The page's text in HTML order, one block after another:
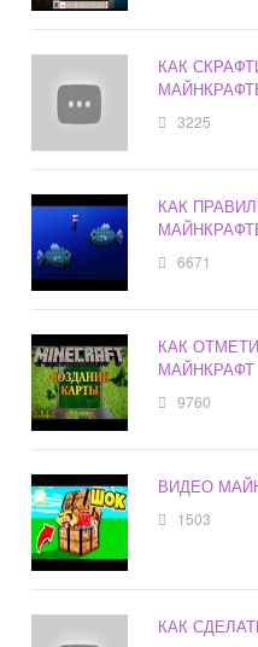
КАК
3225
КАК
6671
КАК
МАЙНКРАФТ
9760
ВИДЕО
1503
КАК